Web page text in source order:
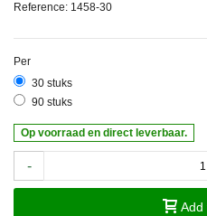
Reference: 1458-30
Per
30 stuks
90 stuks
Op voorraad en direct leverbaar.
-
Add